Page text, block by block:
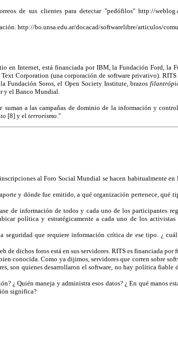
de sus clientes para detectar "pedófilos" http://
http://bo.unsa.edu.ar/docacad/softwarelibre/articulos/
en Internet, está financiada por IBM, la Fundación Ford, la
Corporation (una corporación de software privativo). RITS
Fundación Soros, el Open Society Institute, brazos
y el Banco Mundial.
a las campañas de dominio de la información y
[8] y el terrorismo."
al Foro Social Mundial se hacen habitualmente
y dónde fue emitido, a qué organización pertenece, qué
de información de todos y cada uno de los participantes
política y estratégicamente a cada uno de los activistas
seguridad que requiere información crítica de ese tipo. ¿
de dichos foros está en sus servidores. RITS es financiada por
conocida. Como ya dijimos, servidores que corren sobre
son quienes desarrollaron el software, no hay política fiable
¿ Quién maneja y administra esos datos? ¿ En qué manos
significa?